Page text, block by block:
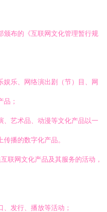
颁布的《互联网文化管理暂行规
乐、网络演出剧（节）目、网
；
、艺术品、动漫等文化产品以一
播的数字化产品。
联网文化产品及其服务的活动，
发行、播放等活动；